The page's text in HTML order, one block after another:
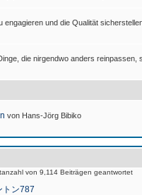
engagieren und die Qualität
die nirgendwo anders reinpassen,
von Hans-Jörg Bibiko
von 9,114 Beiträgen geantwortet
トン787